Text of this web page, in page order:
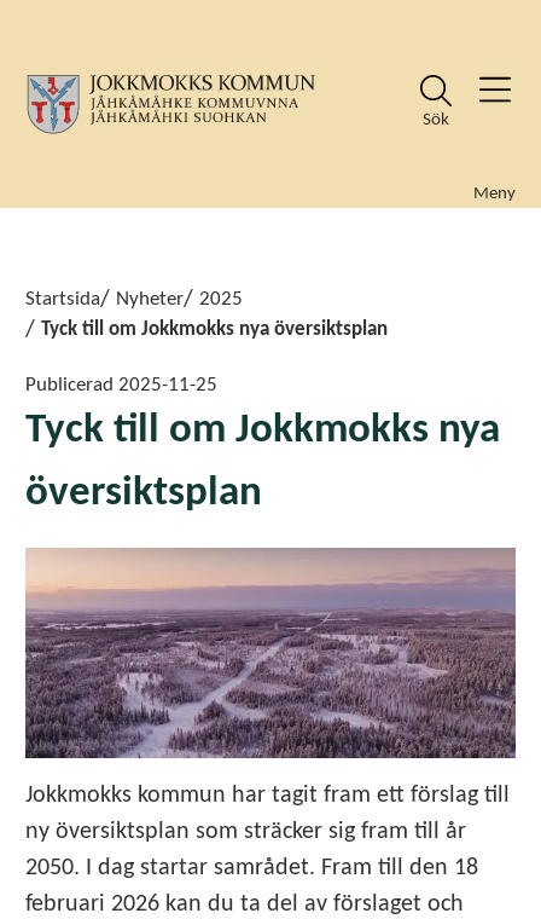
Sök
Meny
Startsida Nyheter
2025
Tyck till om Jokkmokks nya översiktsplan
Tyck till om Jokkmokks nya
översiktsplan
Publicerad 2025-11-25
Jokkmokks kommun har tagit fram ett förslag till
ny översiktsplan som sträcker sig fram till år
2050. I dag startar samrådet. Fram till den 18
februari 2026 kan du ta del av förslaget och